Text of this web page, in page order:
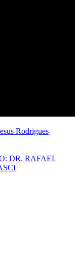
Rodrigues
DR. RAFAEL